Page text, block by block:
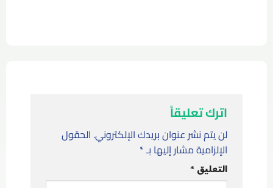
اترك تعليقاً
لن يتم نشر عنوان بريدك الإلكتروني. الحقول
الإلزامية مشار إليها بـ*
التعليق*